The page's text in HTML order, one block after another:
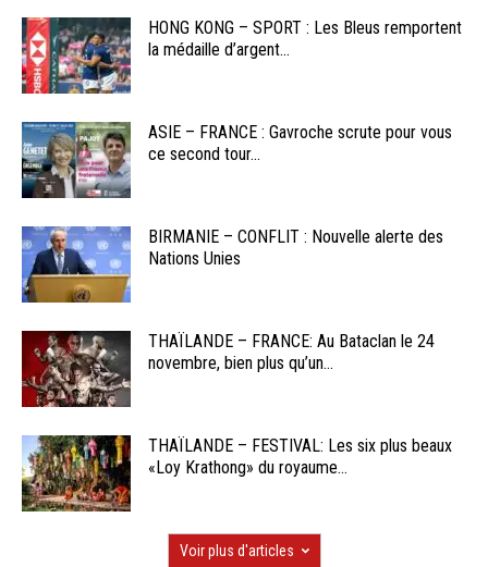
HONG KONG – SPORT : Les Bleus remportent
la médaille d’argent...
ASIE – FRANCE : Gavroche scrute pour vous
ce second tour...
BIRMANIE – CONFLIT : Nouvelle alerte des
Nations Unies
THAÏLANDE – FRANCE: Au Bataclan le 24
novembre, bien plus qu’un...
THAÏLANDE – FESTIVAL: Les six plus beaux
«Loy Krathong» du royaume...
Voir plus d'articles